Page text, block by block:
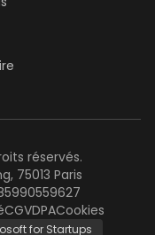
réservés.
75013 Paris
CGVDPACookies
for Startups